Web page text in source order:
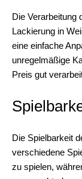
Die Verarbeitung
Lackierung in
eine einfache
unregelmäßige
Preis gut
Die Spielbarkeit
verschiedene
zu spielen,